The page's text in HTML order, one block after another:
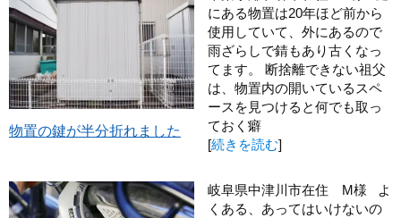
物置の鍵が半分折れました
にある物置は20年ほど前から
使用していて、外にあるので
雨ざらしで錆もあり古くなっ
てます。 断捨離できない祖父
は、物置内の開いているスペ
ースを見つけると何でも取っ
ておく癖
[続きを読む]
岐阜県中津川市在住 M様 よ
くある、あってはいけないの